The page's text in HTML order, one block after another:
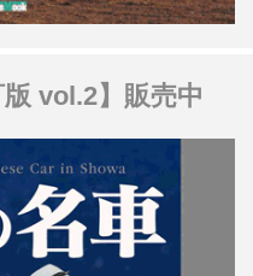
版 vol.2】販売中